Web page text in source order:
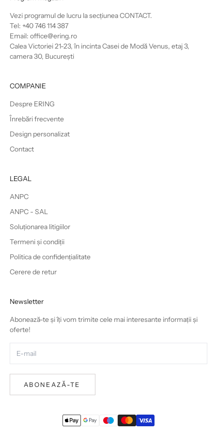
Vezi programul de lucru la secțiuneaCONTACT.
Tel: +40 746 114 387
Email: office@ering.ro
Calea Victoriei 21-23, în incinta Casei de Modă Venus, etaj 3,
camera 30, București
COMPANIE
Despre ERING
Înrebări frecvente
Design personalizat
Contact
LEGAL
ANPC
ANPC - SAL
Soluționarea litigiilor
Termeni și condiții
Politica de confidențialitate
Cerere de retur
Newsletter
Abonează-te și îți vom trimite cele mai interesante informații și
oferte!
ABONEAZĂ-TE